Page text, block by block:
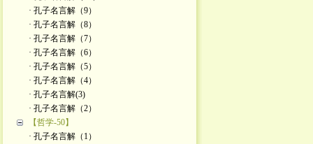
· 孔子名言解（9）
· 孔子名言解（8）
· 孔子名言解（7）
· 孔子名言解（6）
· 孔子名言解（5）
· 孔子名言解（4）
· 孔子名言解(3)
· 孔子名言解（2）
【哲学-50】
· 孔子名言解（1）